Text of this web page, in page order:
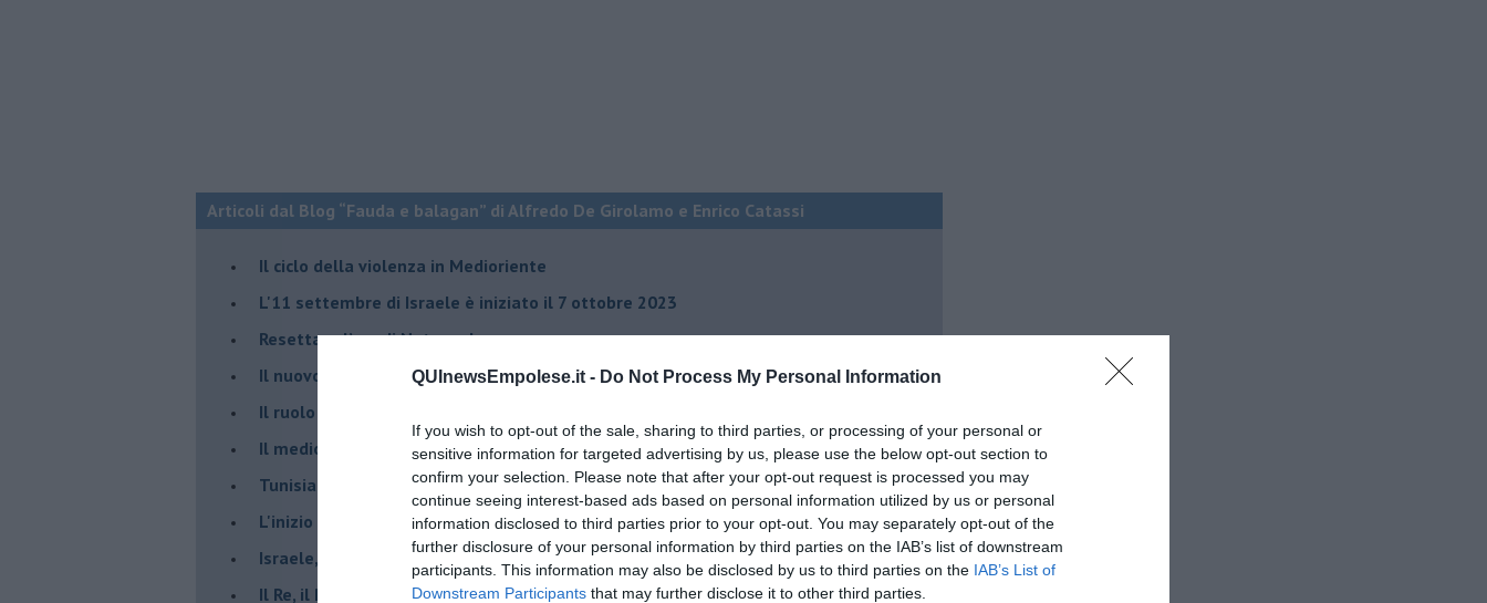
QUInewsEmpolese.it - Do Not Process My Personal Information
If you wish to opt-out of the sale, sharing to third parties, or processing of your personal or
sensitive information for targeted advertising by us, please use the below opt-out section to
confirm your selection. Please note that after your opt-out request is processed you may
continue seeing interest-based ads based on personal information utilized by us or personal
information disclosed to third parties prior to your opt-out. You may separately opt-out of the
further disclosure of your personal information by third parties on the IAB’s list of downstream
participants. This information may also be disclosed by us to third parties on the IAB’s List of
Downstream Participants that may further disclose it to other third parties.
Articoli dal Blog “Fauda e balagan” di Alfredo De Girolamo e Enrico Catassi
Il ciclo della violenza in Medioriente
L'11 settembre di Israele è iniziato il 7 ottobre 2023
Resettare l’era di Netanyahu
​Il nuovo corso dell’era di Erdogan
Il ruolo delle diplomazie nei conflitti
Il medioriente di Silvio
Tunisia rischiosa e strategica per l'Italia
L'inizio del “secolo della Turchia”
Israele, deciderà il borsone della spesa
Il Re, il Primo Ministro, il Sindaco e la Brexit